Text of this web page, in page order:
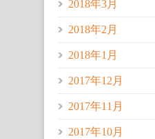
2018年3月
2018年2月
2018年1月
2017年12月
2017年11月
2017年10月